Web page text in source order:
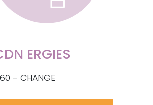
ERGIES
- CHANGE